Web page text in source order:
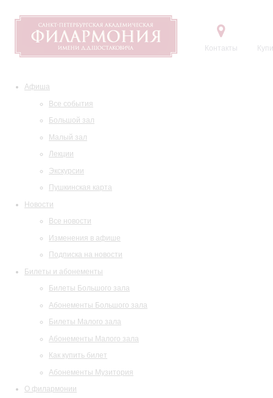
Контакты
Афиша
Все события
Большой зал
Малый зал
Лекции
Экскурсии
Пушкинская карта
Новости
Все новости
Изменения в афише
Подписка на новости
Билеты и абонементы
Билеты Большого зала
Абонементы Большого зала
Билеты Малого зала
Абонементы Малого зала
Как купить билет
Абонементы Музитория
О филармонии